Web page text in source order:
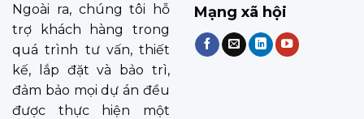
Ngoài ra, chúng tôi hỗ
trợ khách hàng trong
quá trình tư vấn, thiết
kế, lắp đặt và bảo trì,
đảm bảo mọi dự án đều
được thực hiện một
Mạng xã hội